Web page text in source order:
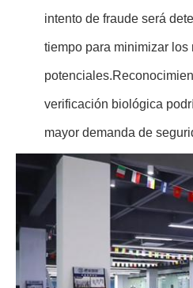
intento de fraude será
tiempo para minimizar los
verificación biológica
mayor demanda de